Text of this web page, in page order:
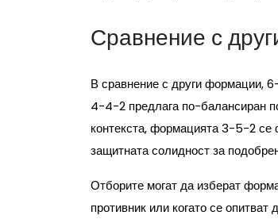
Сравнение с
В сравнение с други формации,
4-4-2 предлага по-балансиран
контекста, формацията 3-5-2 се
защитната солидност за
Отборите могат да изберат
противник или когато се